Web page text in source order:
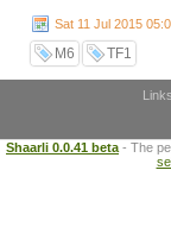
Sat 11 Jul 2015
M6 TF1
Shaarli 0.0.41 beta - The